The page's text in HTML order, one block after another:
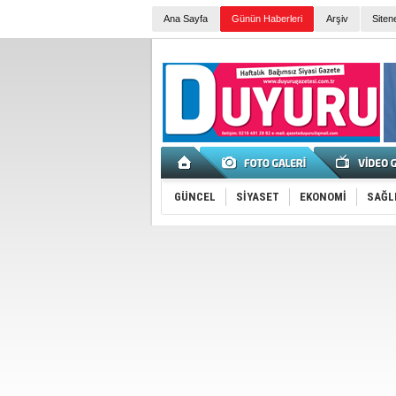
Ana Sayfa Günün Haberleri Arşiv
GÜNCEL SİYASET EKONOMİ